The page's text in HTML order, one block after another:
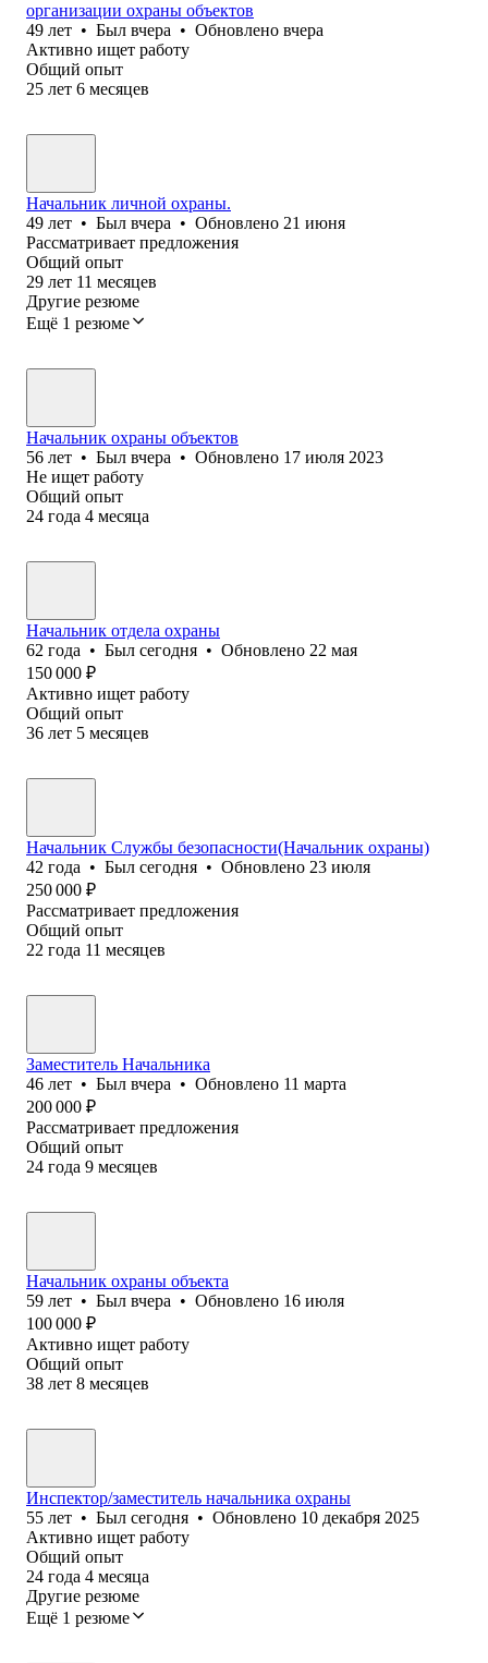
организации охраны объектов
49 лет • Был вчера • Обновлено вчера
Активно ищет работу
Общий опыт
25 лет 6 месяцев
Начальник личной охраны.
49 лет • Был вчера • Обновлено 21 июня
Рассматривает предложения
Общий опыт
29 лет 11 месяцев
Другие резюме
Ещё 1 резюме
Начальник охраны объектов
56 лет • Был вчера • Обновлено 17 июля 2023
Не ищет работу
Общий опыт
24 года 4 месяца
Начальник отдела охраны
62 года • Был сегодня • Обновлено 22 мая
150 000 ₽
Активно ищет работу
Общий опыт
36 лет 5 месяцев
Начальник Службы безопасности(Начальник охраны)
42 года • Был сегодня • Обновлено 23 июля
250 000 ₽
Рассматривает предложения
Общий опыт
22 года 11 месяцев
Заместитель Начальника
46 лет • Был вчера • Обновлено 11 марта
200 000 ₽
Рассматривает предложения
Общий опыт
24 года 9 месяцев
Начальник охраны объекта
59 лет • Был вчера • Обновлено 16 июля
100 000 ₽
Активно ищет работу
Общий опыт
38 лет 8 месяцев
Инспектор/заместитель начальника охраны
55 лет • Был сегодня • Обновлено 10 декабря 2025
Активно ищет работу
Общий опыт
24 года 4 месяца
Другие резюме
Ещё 1 резюме